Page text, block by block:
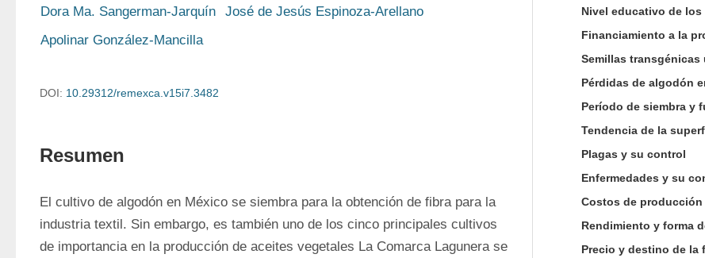
Dora Ma. Sangerman-Jarquín
José de Jesús Espinoza-Arellano
Apolinar González-Mancilla
DOI: 10.29312/remexca.v15i7.3482
Resumen
El cultivo de algodón en México se siembra para la obtención de fibra para la
industria textil. Sin embargo, es también uno de los cinco principales cultivos
de importancia en la producción de aceites vegetales La Comarca Lagunera se
Nivel educativo de
Financiamiento a la
Semillas transgénicas
Pérdidas de algodón
Período de siembra y
Tendencia de la
Plagas y su control
Enfermedades y su
Costos de producción
Rendimiento y forma
Precio y destino de la